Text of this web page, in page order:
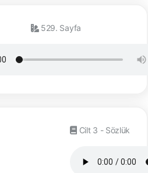
529. Sayfa
Cilt 3 - Sözlük